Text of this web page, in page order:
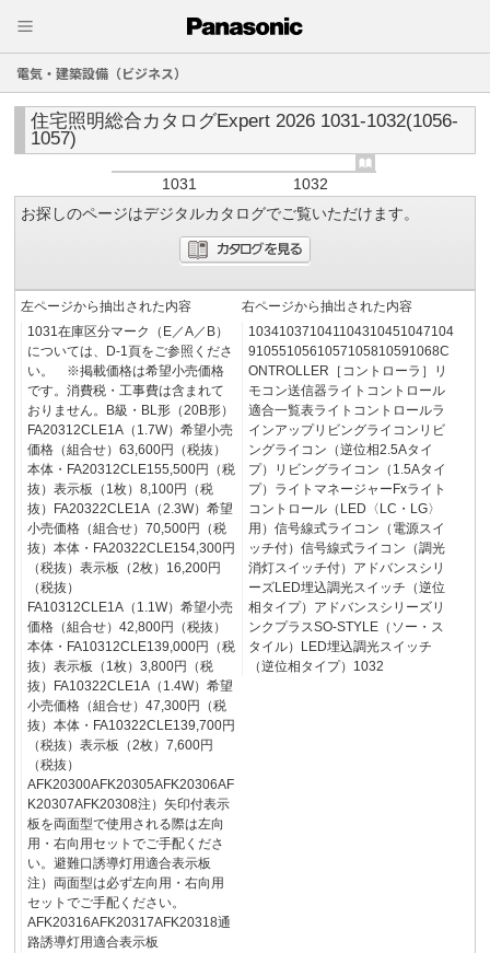
電気・建築設備（ビジネス）
住宅照明総合カタログExpert 2026 1031-1032(1056-
1057)
1031
1032
お探しのページはデジタルカタログでご覧いただけます。
左ページから抽出された内容
1031在庫区分マーク（E／A／B）
については、D-1頁をご参照くださ
い。 ※掲載価格は希望小売価格
です。消費税・工事費は含まれて
おりません。B級・BL形（20B形）
FA20312CLE1A（1.7W）希望小売
価格（組合せ）63,600円（税抜）
本体・FA20312CLE155,500円（税
抜）表示板（1枚）8,100円（税
抜）FA20322CLE1A（2.3W）希望
小売価格（組合せ）70,500円（税
抜）本体・FA20322CLE154,300円
（税抜）表示板（2枚）16,200円
（税抜）
FA10312CLE1A（1.1W）希望小売
価格（組合せ）42,800円（税抜）
本体・FA10312CLE139,000円（税
抜）表示板（1枚）3,800円（税
抜）FA10322CLE1A（1.4W）希望
小売価格（組合せ）47,300円（税
抜）本体・FA10322CLE139,700円
（税抜）表示板（2枚）7,600円
（税抜）
AFK20300AFK20305AFK20306AF
K20307AFK20308注）矢印付表示
板を両面型で使用される際は左向
用・右向用セットでご手配くださ
い。避難口誘導灯用適合表示板
注）両面型は必ず左向用・右向用
セットでご手配ください。
AFK20316AFK20317AFK20318通
路誘導灯用適合表示板
右ページから抽出された内容
103410371041104310451047104
9105510561057105810591068C
ONTROLLER［コントローラ］リ
モコン送信器ライトコントロール
適合一覧表ライトコントロールラ
インアップリビングライコンリビ
ングライコン（逆位相2.5Aタイ
プ）リビングライコン（1.5Aタイ
プ）ライトマネージャーFxライト
コントロール（LED〈LC・LG〉
用）信号線式ライコン（電源スイ
ッチ付）信号線式ライコン（調光
消灯スイッチ付）アドバンスシリ
ーズLED埋込調光スイッチ（逆位
相タイプ）アドバンスシリーズリ
ンクプラスSO-STYLE（ソー・ス
タイル）LED埋込調光スイッチ
（逆位相タイプ）1032